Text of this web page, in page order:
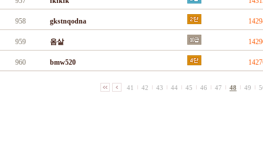
958 gkstnqodna
959 옴살
960 bmw520
41 42 43 44 45 46 47 48 49